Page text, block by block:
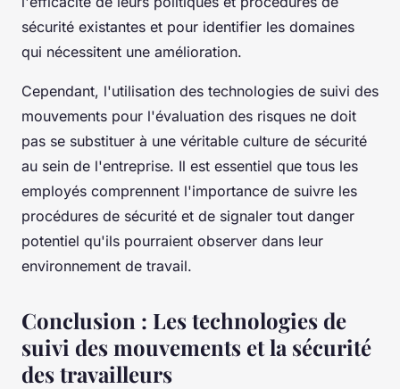
sécurité existantes et pour identifier les domaines
qui nécessitent une amélioration.
Cependant, l'utilisation des technologies de suivi des
mouvements pour l'évaluation des risques ne doit
pas se substituer à une véritable culture de sécurité
au sein de l'entreprise. Il est essentiel que tous les
employés comprennent l'importance de suivre les
procédures de sécurité et de signaler tout danger
potentiel qu'ils pourraient observer dans leur
environnement de travail.
Conclusion : Les technologies de
suivi des mouvements et la sécurité
des travailleurs